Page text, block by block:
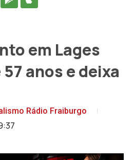
em Lages
anos e deixa
Rádio Fraiburgo